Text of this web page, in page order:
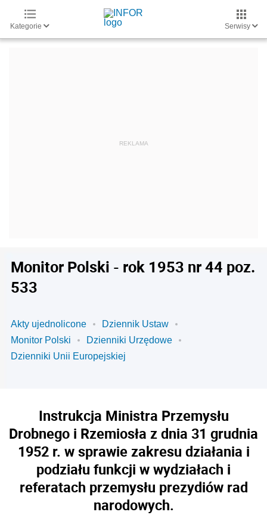
Kategorie Serwisy
Monitor Polski - rok 1953 nr 44 poz.
533
Akty ujednolicone
Dziennik Ustaw
Monitor Polski
Dzienniki Urzędowe
Dzienniki Unii Europejskiej
Instrukcja Ministra Przemysłu
Drobnego i Rzemiosła z dnia 31 grudnia
1952 r. w sprawie zakresu działania i
podziału funkcji w wydziałach i
referatach przemysłu prezydiów rad
narodowych.